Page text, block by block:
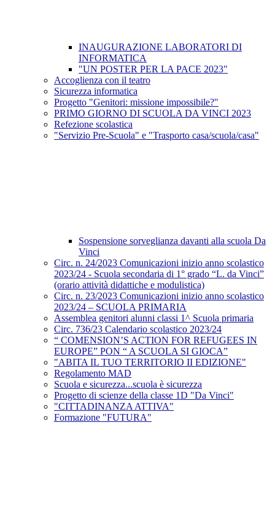
INAUGURAZIONE LABORATORI DI
INFORMATICA
"UN POSTER PER LA PACE 2023"
Accoglienza con il teatro
Sicurezza informatica
Progetto "Genitori: missione impossibile?"
PRIMO GIORNO DI SCUOLA DA VINCI 2023
Refezione scolastica
"Servizio Pre-Scuola" e "Trasporto casa/scuola/casa"
Sospensione sorveglianza davanti alla scuola Da
Vinci
Circ. n. 24/2023 Comunicazioni inizio anno scolastico
2023/24 - Scuola secondaria di 1° grado “L. da Vinci”
(orario attività didattiche e modulistica)
Circ. n. 23/2023 Comunicazioni inizio anno scolastico
2023/24 – SCUOLA PRIMARIA
Assemblea genitori alunni classi 1^ Scuola primaria
Circ. 736/23 Calendario scolastico 2023/24
“ COMENSION’S ACTION FOR REFUGEES IN
EUROPE” PON “ A SCUOLA SI GIOCA”
"ABITA IL TUO TERRITORIO II EDIZIONE"
Regolamento MAD
Scuola e sicurezza...scuola è sicurezza
Progetto di scienze della classe 1D "Da Vinci"
"CITTADINANZA ATTIVA"
Formazione "FUTURA"